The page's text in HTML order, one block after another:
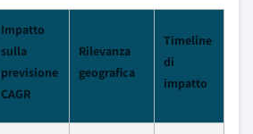
Impatto
sulla
previsione
CAGR
Rilevanza
geografica
Timeline
di
impatto